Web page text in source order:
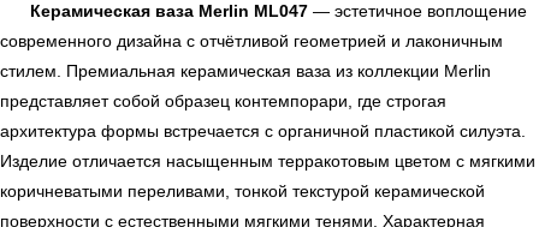
Керамическая ваза Merlin ML047 — эстетичное воплощение
современного дизайна с отчётливой геометрией и лаконичным
стилем. Премиальная керамическая ваза из коллекции Merlin
представляет собой образец контемпорари, где строгая
архитектура формы встречается с органичной пластикой силуэта.
Изделие отличается насыщенным терракотовым цветом с мягкими
коричневатыми переливами, тонкой текстурой керамической
поверхности с естественными мягкими тенями. Характерная